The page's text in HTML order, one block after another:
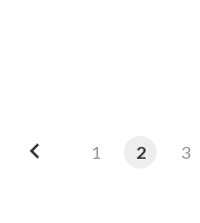
습니다. 여러 기업들이 좋은
새롭게 한국에 선보인 완전
1 2 3